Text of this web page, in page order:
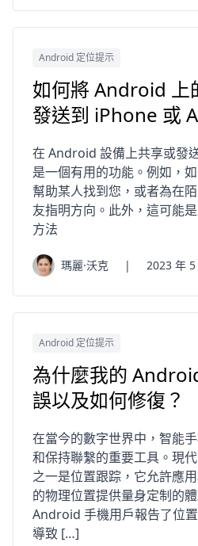
Android 定位提示
如何將 Android 上
發送到 iPhone 或
在 Android 設備上共享或發
是一個有用的功能。例如，
幫助某人找到您，或者為在
友指明方向。此外，這可能
方法
瑪麗·沃克 | 2023 年 5
Android 定位提示
為什麼我的
誤以及如何修復？
在當今的數字世界中，智能
和保持聯繫的重要工具。現
之一是位置跟踪，它允許應
的物理位置提供量身定制的
Android 手機用戶報告了位
導致 […]